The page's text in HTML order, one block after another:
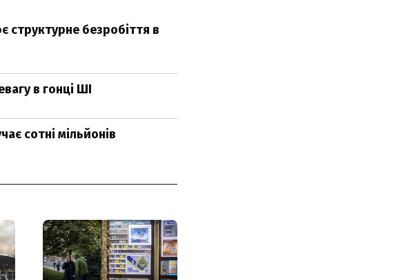
структурне безробіття в
в гонці ШІ
сотні мільйонів